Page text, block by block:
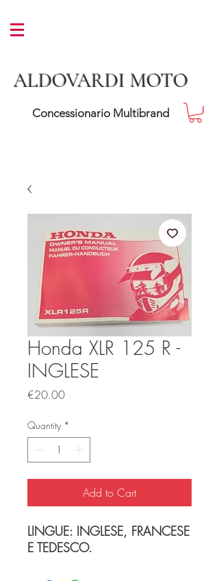
ALDOVARDI MOTO
Concessionario Multibrand
Honda XLR 125 R -
INGLESE
€20.00Price
Quantity *
Add to Cart
LINGUE: INGLESE, FRANCESE
E TEDESCO.